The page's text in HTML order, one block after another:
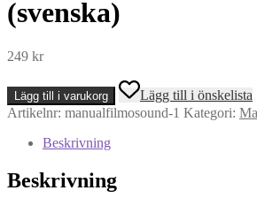
(svenska)
249 kr
Manual
Bell
&
Filmosound
16mm
Lägg till i varukorg
Lägg till i önskelista
Artikelnr: manualfilmosound-1 Kategori:
Beskrivning
Beskrivning